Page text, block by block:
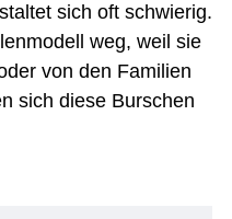
sich oft schwierig.
weg, weil sie
von den Familien
sich diese Burschen